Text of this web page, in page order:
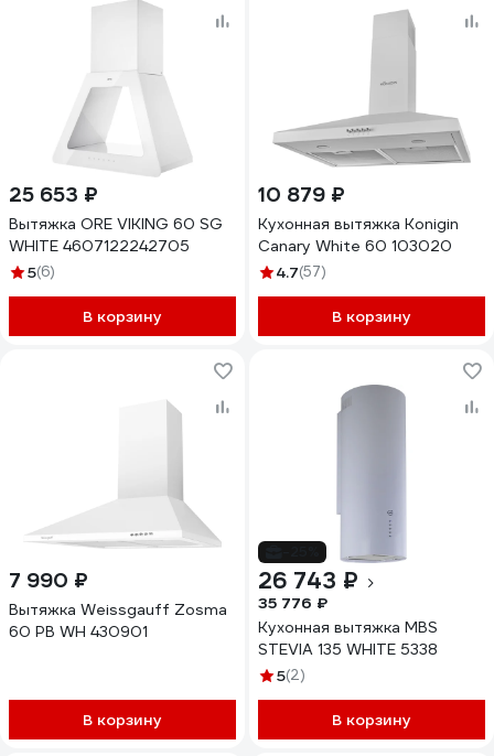
25 653 ₽
Вытяжка ORE VIKING 60 SG
WHITE 4607122242705
5(6)
В корзину
10 879 ₽
Кухонная вытяжка Konigin
Canary White 60 103020
4.7(57)
В корзину
7 990 ₽
Вытяжка Weissgauff Zosma
60 PB WH 430901
В корзину
26 743 ₽
35 776 ₽
Кухонная вытяжка MBS
STEVIA 135 WHITE 5338
5(2)
В корзину